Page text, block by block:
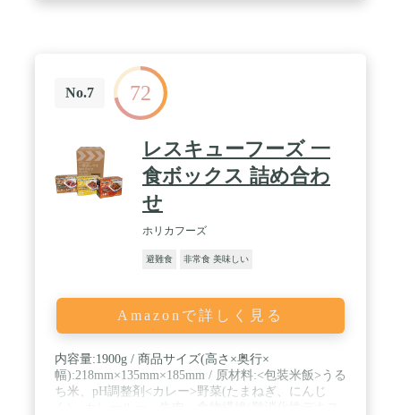
No.7 72
レスキューフーズ 一
食ボックス 詰め合わ
せ
ホリカフーズ
避難食 非常食 美味しい
Amazonで詳しく見る
内容量:1900g / 商品サイズ(高さ×奥行×
幅):218mm×135mm×185mm / 原材料:<包装米飯>うる
ち米、pH調整剤<カレー>野菜(たまねぎ、にんじ